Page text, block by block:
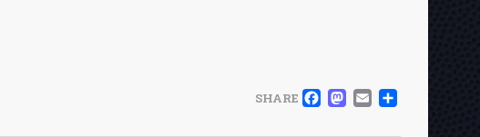
SHARE FACEBOOK
EMAIL